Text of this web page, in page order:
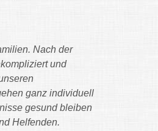
Nach der
und
ganz individuell
gesund bleiben
Helfenden.